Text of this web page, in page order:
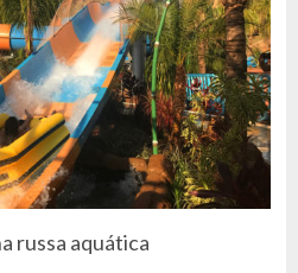
russa aquática